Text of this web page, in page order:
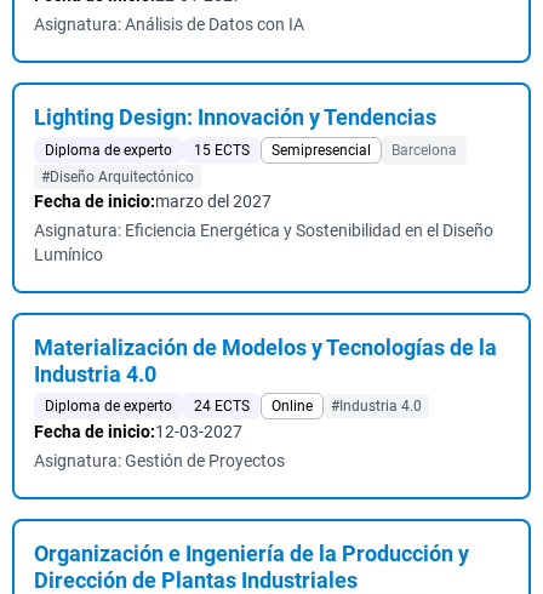
Asignatura: Análisis de Datos con IA
Lighting Design: Innovación y Tendencias
Diploma de experto 15 ECTS Semipresencial
Barcelona
#Diseño Arquitectónico
Fecha de inicio:marzo del 2027
Asignatura: Eficiencia Energética y Sostenibilidad en el Diseño
Lumínico
Materialización de Modelos y Tecnologías de la
Industria 4.0
Diploma de experto 24 ECTS Online #Industria 4.0
Fecha de inicio:12-03-2027
Asignatura: Gestión de Proyectos
Organización e Ingeniería de la Producción y
Dirección de Plantas Industriales